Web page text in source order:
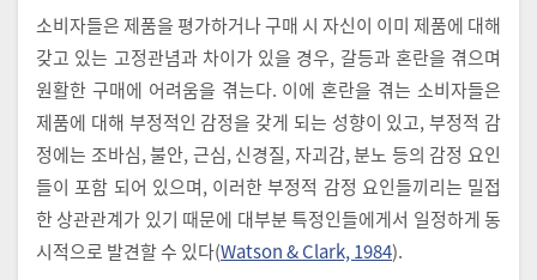
소비자들은 제품을 평가하거나 구매 시 자신이 이미 제품에 대해
갖고 있는 고정관념과 차이가 있을 경우, 갈등과 혼란을 겪으며
원활한 구매에 어려움을 겪는다. 이에 혼란을 겪는 소비자들은
제품에 대해 부정적인 감정을 갖게 되는 성향이 있고, 부정적 감
정에는 조바심, 불안, 근심, 신경질, 자괴감, 분노 등의 감정 요인
들이 포함 되어 있으며, 이러한 부정적 감정 요인들끼리는 밀접
한 상관관계가 있기 때문에 대부분 특정인들에게서 일정하게 동
시적으로 발견할 수 있다(Watson & Clark, 1984).